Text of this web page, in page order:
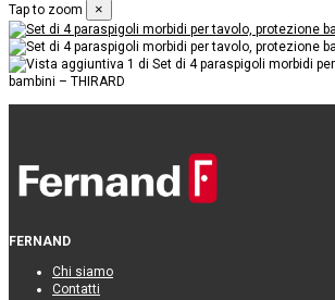
Tap to zoom
×
FERNAND
Chi siamo
Contatti